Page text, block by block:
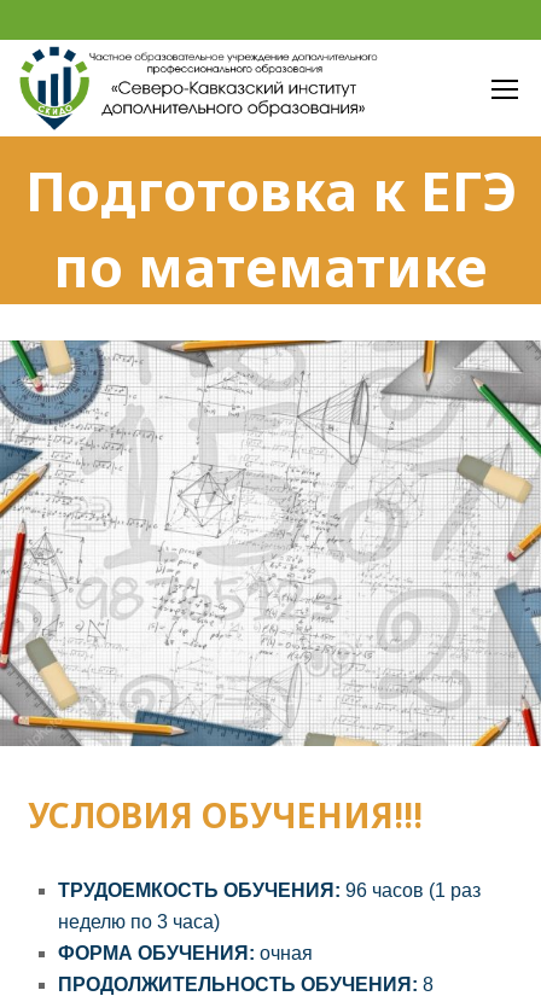
Подготовка к ЕГЭ
по математике
УСЛОВИЯ ОБУЧЕНИЯ!!!
ТРУДОЕМКОСТЬ ОБУЧЕНИЯ:96 часов (1 раз
неделю по 3 часа)
ФОРМА ОБУЧЕНИЯ: очная
ПРОДОЛЖИТЕЛЬНОСТЬ ОБУЧЕНИЯ: 8